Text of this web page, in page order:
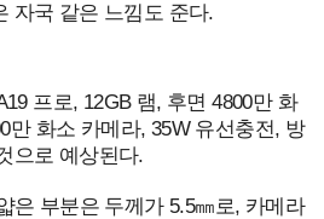
자국 같은 느낌도 준다.
프로, 12GB 램, 후면 4800만 화
만 화소 카메라, 35W 유선충전, 방
으로 예상된다.
은 부분은 두께가 5.5㎜로, 카메라